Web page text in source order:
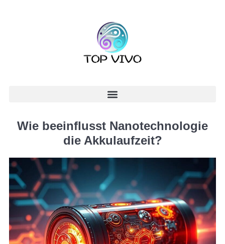
Wie beeinflusst Nanotechnologie
die Akkulaufzeit?